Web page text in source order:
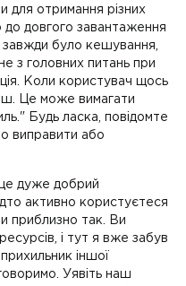
для отримання різних
до довгого завантаження
завжди було кешування,
з головних питань при
Коли користувач щось
Це може вимагати
Будь ласка, повідомте
виправити або
дуже добрий
активно користуєтеся
приблизно так. Ви
і тут я вже забув
іншої
Уявіть наш